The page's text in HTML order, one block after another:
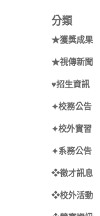
分類
★獲獎成果
★視傳新聞
♥招生資訊
✦校務公告
✦校外實習
✦系務公告
❖徵才訊息
❖校外活動